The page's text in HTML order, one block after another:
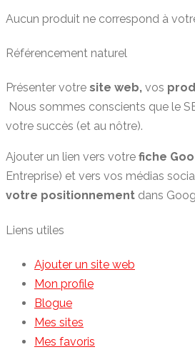
Aucun produit ne correspond à
Référencement naturel
Présenter votre site web, vos
Nous sommes conscients que le
votre succès (et au nôtre).
Ajouter un lien vers votre fiche
Entreprise) et vers vos médias
votre positionnement dans
Liens utiles
Ajouter un site web
Mon profile
Blogue
Mes sites
Mes favoris